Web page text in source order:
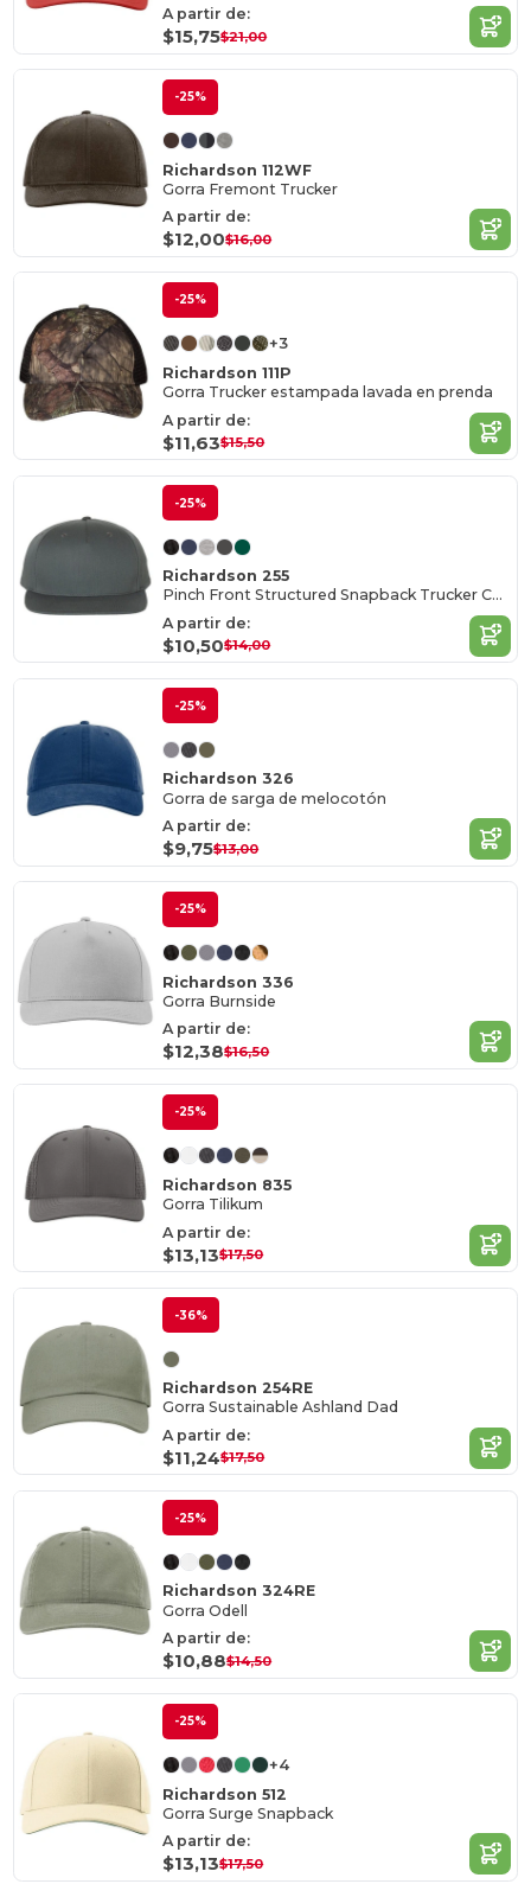
A partir de:
$15,75$21,00
-25%
Richardson 112WF
Gorra Fremont Trucker
A partir de:
$12,00$16,00
-25%
+3
Richardson 111P
Gorra Trucker estampada lavada en prenda
A partir de:
$11,63$15,50
-25%
Richardson 255
Pinch Front Structured Snapback Trucker Cap
A partir de:
$10,50$14,00
-25%
Richardson 326
Gorra de sarga de melocotón
A partir de:
$9,75$13,00
-25%
Richardson 336
Gorra Burnside
A partir de:
$12,38$16,50
-25%
Richardson 835
Gorra Tilikum
A partir de:
$13,13$17,50
-36%
Richardson 254RE
Gorra Sustainable Ashland Dad
A partir de:
$11,24$17,50
-25%
Richardson 324RE
Gorra Odell
A partir de:
$10,88$14,50
-25%
+4
Richardson 512
Gorra Surge Snapback
A partir de:
$13,13$17,50